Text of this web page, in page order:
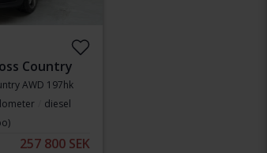
Country
AWD 197hk
diesel
257 800 SEK